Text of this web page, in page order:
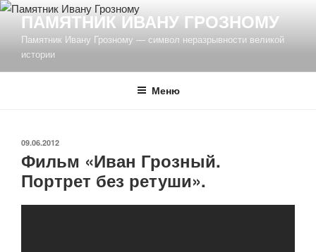
Перейти
содержимому
ПАМЯТНИК ИВАНУ ГРОЗНОМУ
Памятник Ивану Грозному — символ неразрывности великой
истории
Меню
ОПУБЛИКОВАНО
09.06.2012
Фильм «Иван Грозный.
Портрет без ретуши».